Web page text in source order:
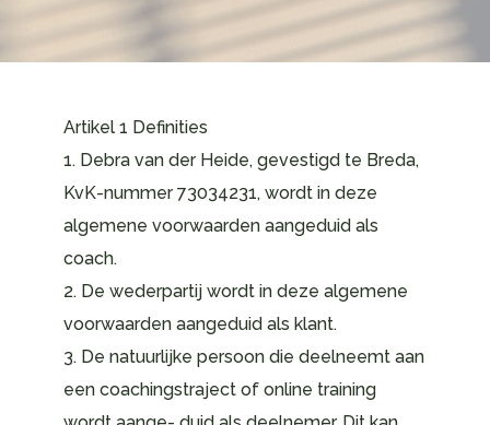
Artikel 1 Definities
1. Debra van der Heide, gevestigd te Breda,
KvK-nummer 73034231, wordt in deze
algemene voorwaarden aangeduid als
coach.
2. De wederpartij wordt in deze algemene
voorwaarden aangeduid als klant.
3. De natuurlijke persoon die deelneemt aan
een coachingstraject of online training